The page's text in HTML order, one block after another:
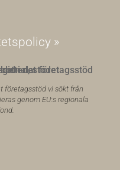
»
företagsstöd vi sökt från
genom EU:s regionala